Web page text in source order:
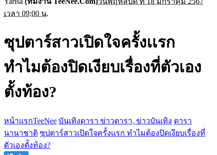
เวลา 09:00 น.
ซุปตาร์สาวเปิดใจครั้งเเรก
ทำไมต้องปิดเงียบเรื่องที่ตัวเอง
ตั้งท้อง?
หน้าแรกTeeNee บันเทิงดารา ข่าวดารา, ข่าวบันเทิง ดารา
นานาชาติ ซุปตาร์สาวเปิดใจครั้งเเรก ทำไมต้องปิดเงียบเรื่องที่
ตัวเองตั้งท้อง?